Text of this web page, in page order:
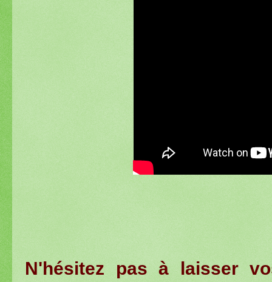
N'hésitez pas à laisser